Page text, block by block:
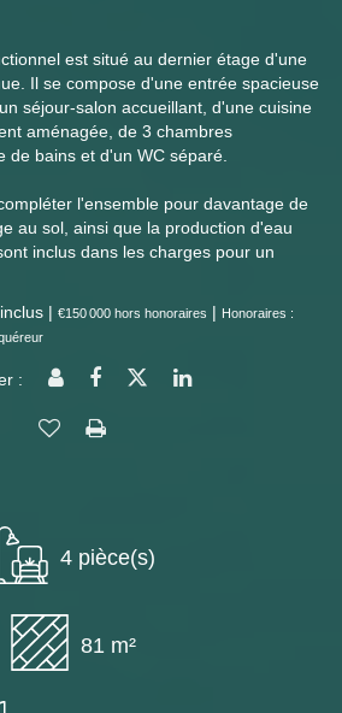
est situé au dernier étage d'une
Il se compose d'une entrée spacieuse
séjour-salon accueillant, d'une cuisine
aménagée, de 3 chambres
de bains et d'un WC séparé.
l'ensemble pour davantage de
au sol, ainsi que la production d'eau
inclus dans les charges pour un
| €150 000 hors honoraires | Honoraires :
:
4 pièce(s)
81 m²